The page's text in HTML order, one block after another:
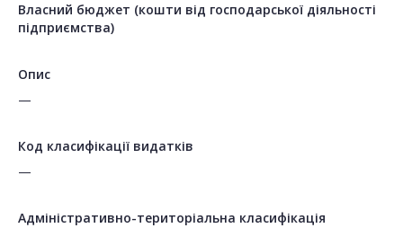
Власний бюджет (кошти від господарської діяльності
підприємства)
Опис
—
Код класифікації видатків
—
Адміністративно-територіальна класифікація